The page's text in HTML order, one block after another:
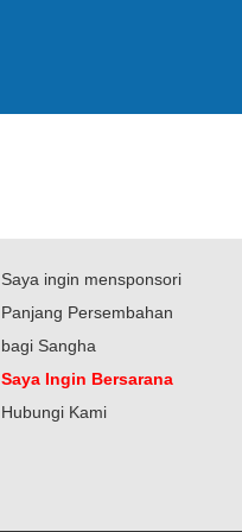
Saya ingin mensponsori
Panjang Persembahan
bagi Sangha
Saya Ingin Bersarana
Hubungi Kami